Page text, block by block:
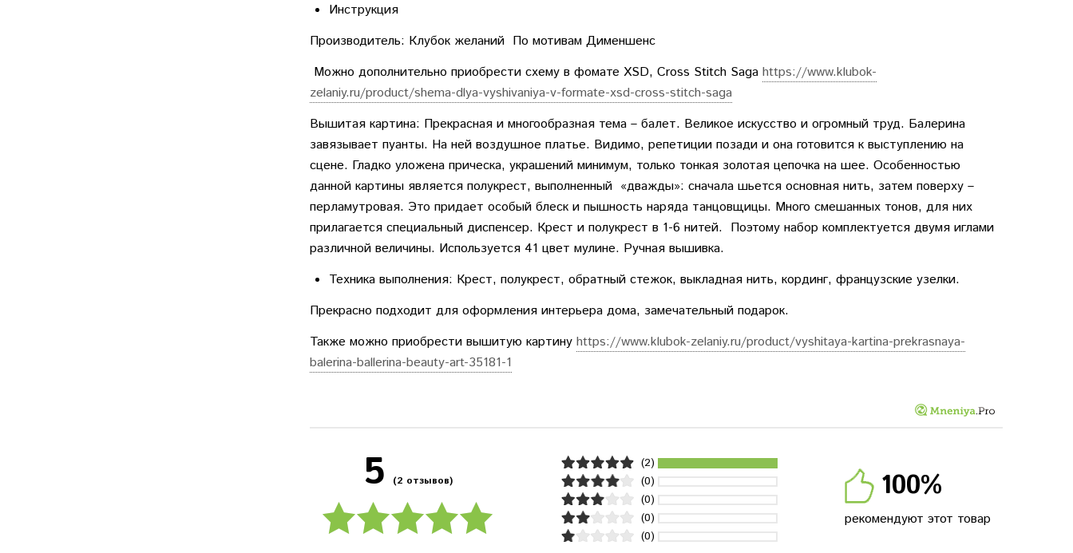
Инструкция
Производитель: Клубок желаний По мотивам Дименшенс
Можно дополнительно приобрести схему в фомате XSD, Cross Stitch Saga https://www.klubok-
zelaniy.ru/product/shema-dlya-vyshivaniya-v-formate-xsd-cross-stitch-saga
Вышитая картина: Прекрасная и многообразная тема – балет. Великое искусство и огромный труд. Балерина
завязывает пуанты. На ней воздушное платье. Видимо, репетиции позади и она готовится к выступлению на
сцене. Гладко уложена прическа, украшений минимум, только тонкая золотая цепочка на шее. Особенностью
данной картины является полукрест, выполненный «дважды»: сначала шьется основная нить, затем поверху –
перламутровая. Это придает особый блеск и пышность наряда танцовщицы. Много смешанных тонов, для них
прилагается специальный диспенсер. Крест и полукрест в 1-6 нитей. Поэтому набор комплектуется двумя иглами
различной величины. Используется 41 цвет мулине. Ручная вышивка.
Техника выполнения: Крест, полукрест, обратный стежок, выкладная нить, кординг, французские узелки.
Прекрасно подходит для оформления интерьера дома, замечательный подарок.
Также можно приобрести вышитую картину https://www.klubok-zelaniy.ru/product/vyshitaya-kartina-prekrasnaya-
balerina-ballerina-beauty-art-35181-1
5 (2 отзывов)
(2)
(0)
(0)
(0)
(0)
100%
рекомендуют этот товар